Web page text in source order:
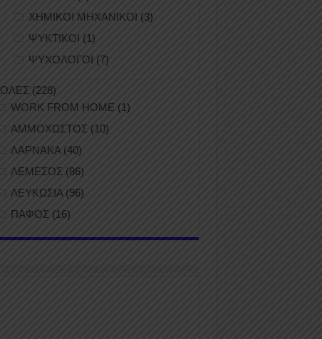
ΧΗΜΙΚΟΙ ΜΗΧΑΝΙΚΟΙ (3)
ΨΥΚΤΙΚΟΙ (1)
ΨΥΧΟΛΟΓΟΙ (7)
ΟΛΕΣ (228)
WORK FROM HOME (1)
ΑΜΜΟΧΩΣΤΟΣ (10)
ΛΑΡΝΑΚΑ (40)
ΛΕΜΕΣΟΣ (86)
ΛΕΥΚΩΣΙΑ(96)
ΠΑΦΟΣ (16)